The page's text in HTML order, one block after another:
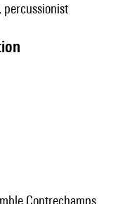
percussionist